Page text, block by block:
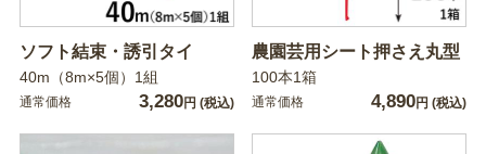
ソフト結束・誘引タイ
40m（8m×5個）1組
通常価格 3,280円 (税込)
農園芸用シート押さえ丸型
100本1箱
通常価格 4,890円 (税込)